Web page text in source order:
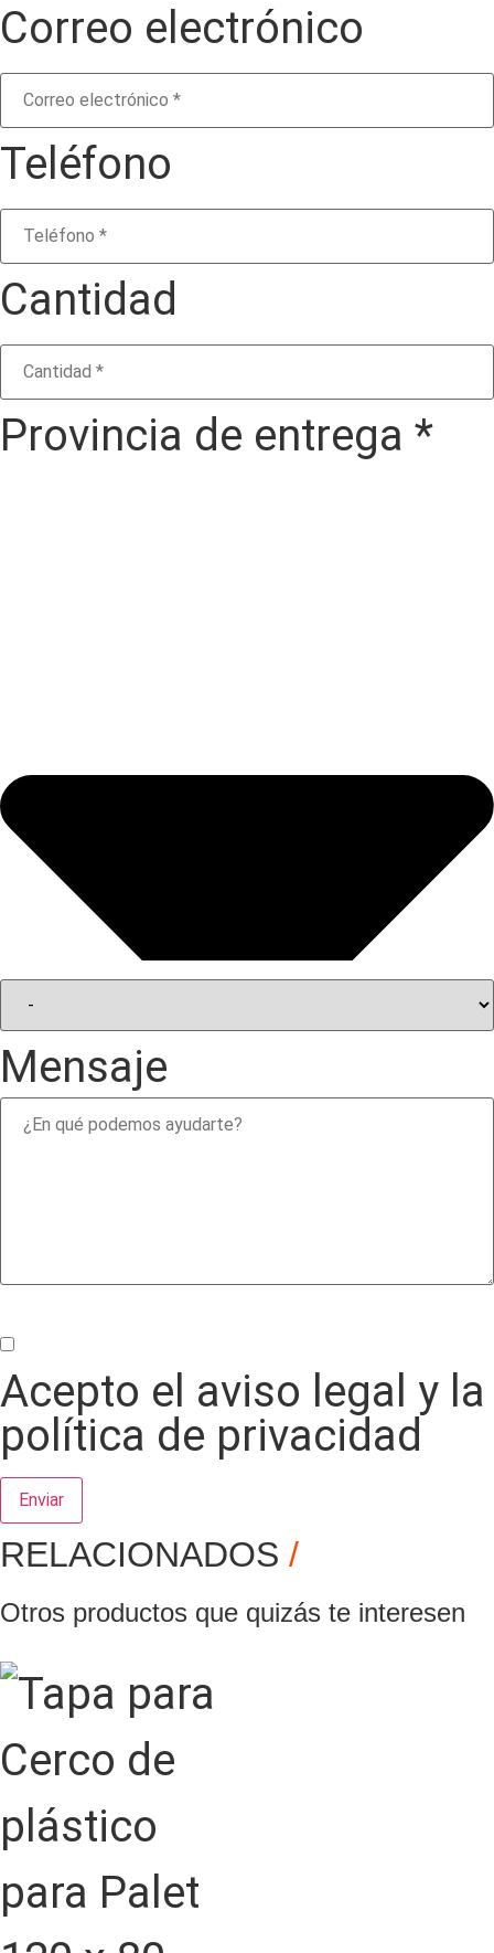
Correo electrónico
Teléfono
Cantidad
Provincia de entrega *
Mensaje
Acepto el aviso legal y la
política de privacidad
Enviar
RELACIONADOS /
Otros productos que quizás te interesen